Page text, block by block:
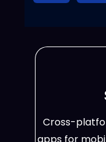
Cross-
apps for